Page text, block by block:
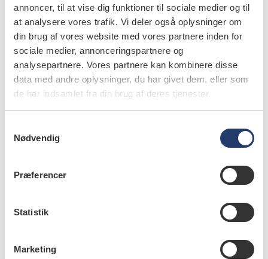
annoncer, til at vise dig funktioner til sociale medier og til
at analysere vores trafik. Vi deler også oplysninger om
din brug af vores website med vores partnere inden for
sociale medier, annonceringspartnere og
analysepartnere. Vores partnere kan kombinere disse
data med andre oplysninger, du har givet dem, eller som
de har indsamlet fra din brug af deres tjenester.
Nødvendig
Præferencer
Statistik
Marketing
maj 2020, og man beholder maske og øjenbeskyttelse på,
så længe man opholder sig i lokalet.
Patienternes smitterisiko kan reduceres ved brugen af
kofferdam og grundig udluftning.
Kilder
1. Harrel SK, Molinari J. Aerosols and splatter in
airborne particles (aerosols). Atlanta: CDC, maj